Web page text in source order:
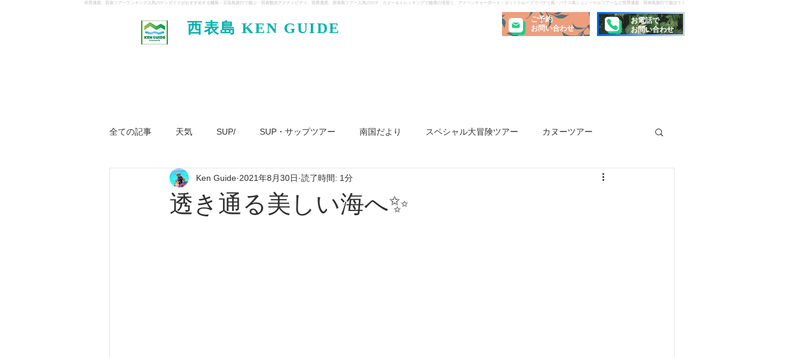
世界遺産、西表ツアーランキング人気のケンガイドがおすすめする離島・石垣島旅行で遊ぶ・西表観光アクティビティ、世界遺産、西表島ツアー人気のSUP・カヌー＆トレッキングで秘境の滝巡り、アドベンチャーボート・ヨットクルーズでパナリ島・バラス島シュノーケルツアーなど世界遺産、西表島旅行で遊ぼう！
西表島 KEN GUIDE
ご予約
お問い合わせ
お電話で
お問い合わせ
全ての記事 天気 SUP/ SUP・サップツアー 南国だより スペシャル大冒険ツアー カヌーツアー
ジャングル大冒険ツアー パナリ島 ヨット
透き通る美しい海へ✨
Ken Guide 2021年8月30日 読了時間: 1分